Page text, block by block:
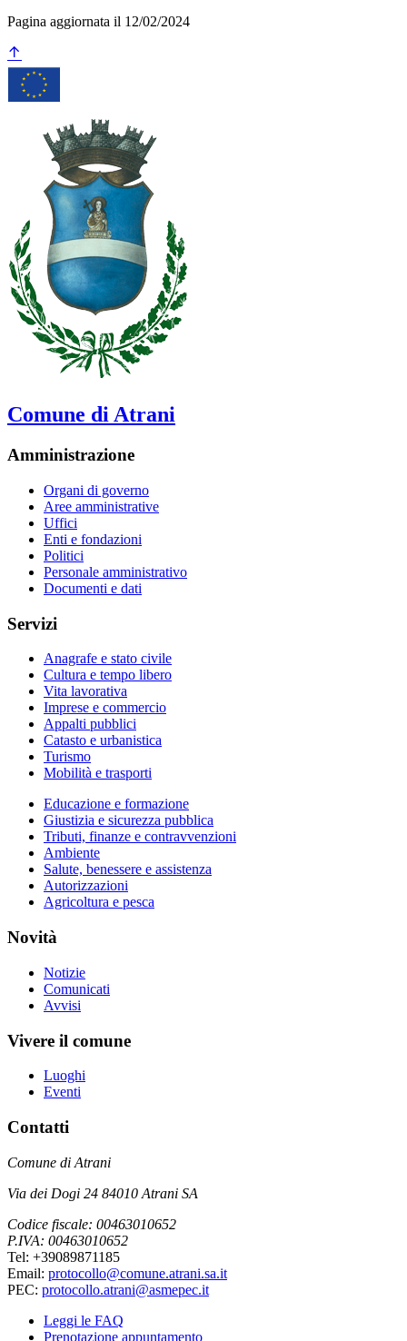
Pagina aggiornata il 12/02/2024
Comune di Atrani
Amministrazione
Organi di governo
Aree amministrative
Uffici
Enti e fondazioni
Politici
Personale amministrativo
Documenti e dati
Servizi
Anagrafe e stato civile
Cultura e tempo libero
Vita lavorativa
Imprese e commercio
Appalti pubblici
Catasto e urbanistica
Turismo
Mobilità e trasporti
Educazione e formazione
Giustizia e sicurezza pubblica
Tributi, finanze e contravvenzioni
Ambiente
Salute, benessere e assistenza
Autorizzazioni
Agricoltura e pesca
Novità
Notizie
Comunicati
Avvisi
Vivere il comune
Luoghi
Eventi
Contatti
Comune di Atrani
Via dei Dogi 24 84010 Atrani SA
Codice fiscale: 00463010652
P.IVA: 00463010652
Tel: +39089871185
Email: protocollo@comune.atrani.sa.it
PEC: protocollo.atrani@asmepec.it
Leggi le FAQ
Prenotazione appuntamento